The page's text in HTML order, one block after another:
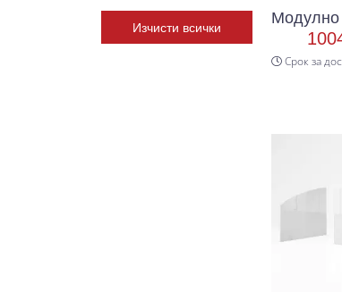
Изчисти всички
Модулно
Срок за